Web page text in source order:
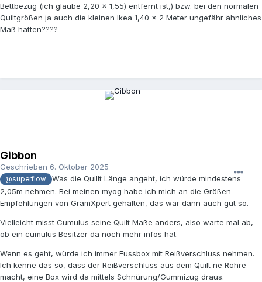
Bettbezug (ich glaube 2,20 x 1,55) entfernt ist,) bzw. bei den normalen
Quiltgrößen ja auch die kleinen Ikea 1,40 x 2 Meter ungefähr ähnliches
Maß hätten????
Gibbon
Geschrieben 6. Oktober 2025
@superflow
Was die Quillt Länge angeht, ich würde mindestens
2,05m nehmen. Bei meinen myog habe ich mich an die Größen
Empfehlungen von GramXpert gehalten, das war dann auch gut so.
Vielleicht misst Cumulus seine Quilt Maße anders, also warte mal ab,
ob ein cumulus Besitzer da noch mehr infos hat.
Wenn es geht, würde ich immer Fussbox mit Reißverschluss nehmen.
Ich kenne das so, dass der Reißverschluss aus dem Quilt ne Röhre
macht, eine Box wird da mittels Schnürung/Gummizug draus.